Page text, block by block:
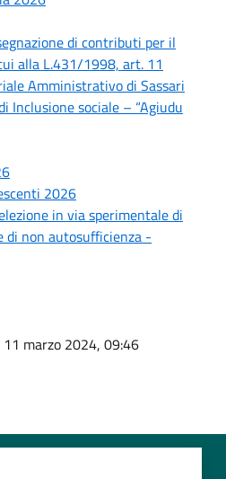
di contributi per il
alla L.431/1998, art. 11
Amministrativo di Sassari
Inclusione sociale – “Agiudu
2026
in via sperimentale di
di non autosufficienza -
11 marzo 2024, 09:46